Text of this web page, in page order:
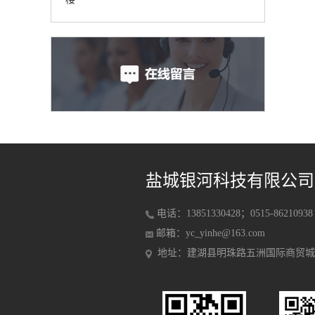
盐城银河科技有限公司
电话：13851330428；0515-86210938
邮箱：yc_yinhe@163.com
地址：建湖县明珠路五洲国际商贸